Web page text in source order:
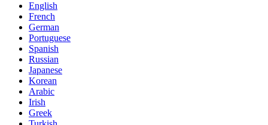
English
French
German
Portuguese
Spanish
Russian
Japanese
Korean
Arabic
Irish
Greek